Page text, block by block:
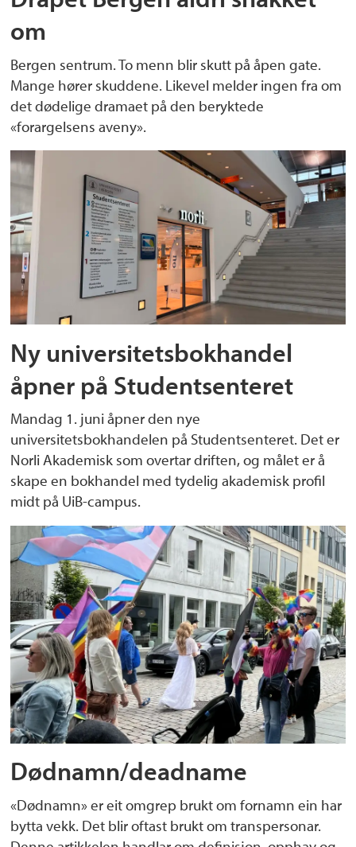
om
Bergen sentrum. To menn blir skutt på åpen gate.
Mange hører skuddene. Likevel melder ingen fra om
det dødelige dramaet på den beryktede
«forargelsens aveny».
Ny universitetsbokhandel
åpner på Studentsenteret
Mandag 1. juni åpner den nye
universitetsbokhandelen på Studentsenteret. Det er
Norli Akademisk som overtar driften, og målet er å
skape en bokhandel med tydelig akademisk profil
midt på UiB-campus.
Dødnamn/deadname
«Dødnamn» er eit omgrep brukt om fornamn ein har
bytta vekk. Det blir oftast brukt om transpersonar.